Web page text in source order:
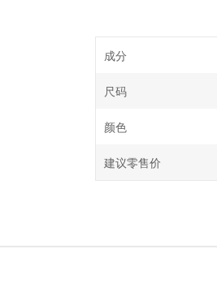
成分
尺码
颜色
建议零售价